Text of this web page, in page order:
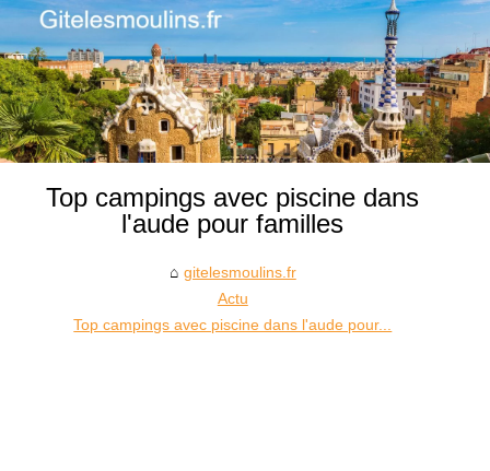
Top campings avec piscine dans
l'aude pour familles
gitelesmoulins.fr
Actu
Top campings avec piscine dans l'aude pour...